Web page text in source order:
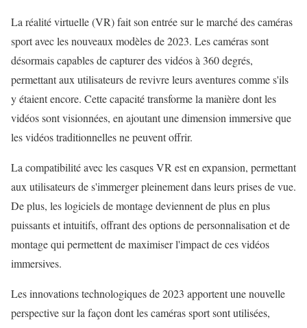
La réalité virtuelle (VR) fait son entrée sur le marché des caméras
sport avec les nouveaux modèles de 2023. Les caméras sont
désormais capables de capturer des vidéos à 360 degrés,
permettant aux utilisateurs de revivre leurs aventures comme s'ils
y étaient encore. Cette capacité transforme la manière dont les
vidéos sont visionnées, en ajoutant une dimension immersive que
les vidéos traditionnelles ne peuvent offrir.
La compatibilité avec les casques VR est en expansion, permettant
aux utilisateurs de s'immerger pleinement dans leurs prises de vue.
De plus, les logiciels de montage deviennent de plus en plus
puissants et intuitifs, offrant des options de personnalisation et de
montage qui permettent de maximiser l'impact de ces vidéos
immersives.
Les innovations technologiques de 2023 apportent une nouvelle
perspective sur la façon dont les caméras sport sont utilisées,